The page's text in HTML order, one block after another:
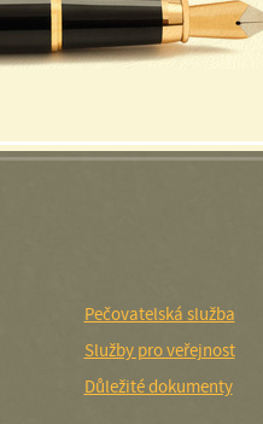
Pečovatelská služba
Služby pro veřejnost
Důležité dokumenty